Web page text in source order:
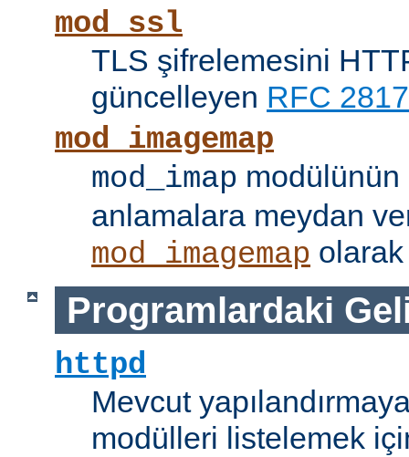
mod_ssl
TLS şifrelemesini
güncelleyen RFC 2817
mod_imagemap
mod_imap modülünün
anlamalara meydan
mod_imagemap
Programlardaki
httpd
Mevcut
modülleri listelemek